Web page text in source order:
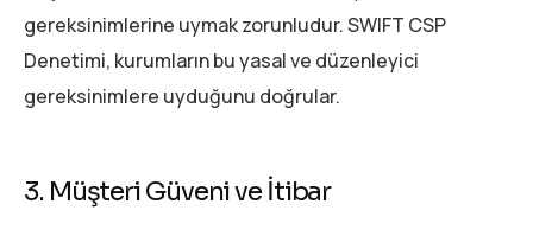
gereksinimlerine uymak zorunludur. SWIFT CSP
Denetimi, kurumların bu yasal ve düzenleyici
gereksinimlere uyduğunu doğrular.
3. Müşteri Güveni ve İtibar